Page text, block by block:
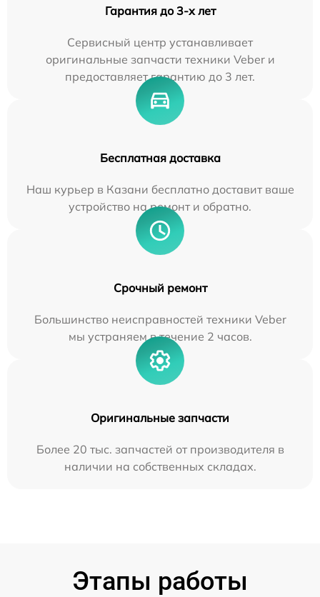
Гарантия до 3-х лет
Сервисный центр устанавливает
оригинальные запчасти техники Veber и
предоставляет гарантию до 3 лет.
Бесплатная доставка
Наш курьер в Казани бесплатно доставит ваше
устройство на ремонт и обратно.
Срочный ремонт
Большинство неисправностей техники Veber
мы устраняем в течение 2 часов.
Оригинальные запчасти
Более 20 тыс. запчастей от производителя в
наличии на собственных складах.
Этапы работы